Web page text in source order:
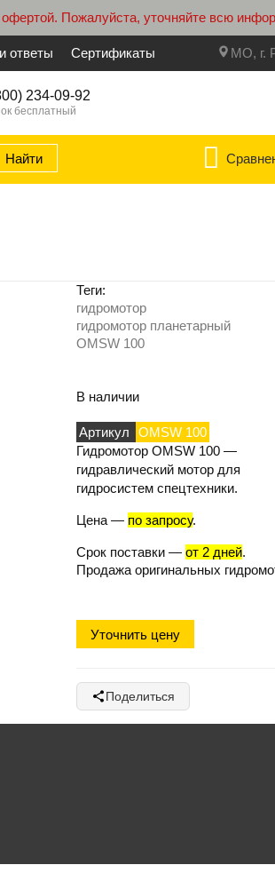
Пожалуйста, уточняйте всю
ответы Сертификаты МО, г.
234-09-92
бесплатный
Теги:
гидромотор
гидромотор планетарный
OMSW 100
В наличии
Артикул
OMSW 100
Гидромотор OMSW 100 —
гидравлический мотор для
гидросистем спецтехники.
Цена — по запросу.
Срок поставки — от 2 дней.
Продажа оригинальных
Уточнить цену
Поделиться